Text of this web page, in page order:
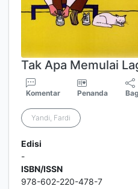
Tak Apa Memulai
Komentar Penanda
Yandi, Fardi
Edisi
-
ISBN/ISSN
978-602-220-478-7